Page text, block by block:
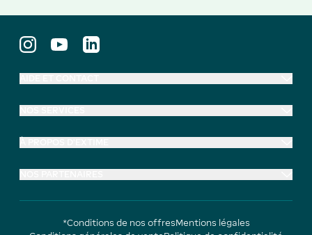
*Conditions de nos offresMentions légales